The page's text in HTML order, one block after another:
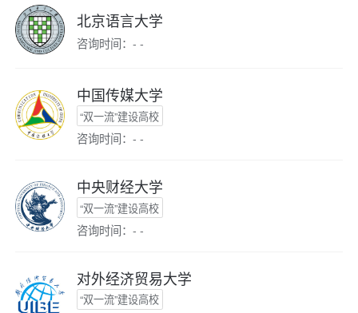
北京语言大学
咨询时间：- -
中国传媒大学
“双一流”建设高校
咨询时间：- -
中央财经大学
“双一流”建设高校
咨询时间：- -
对外经济贸易大学
“双一流”建设高校